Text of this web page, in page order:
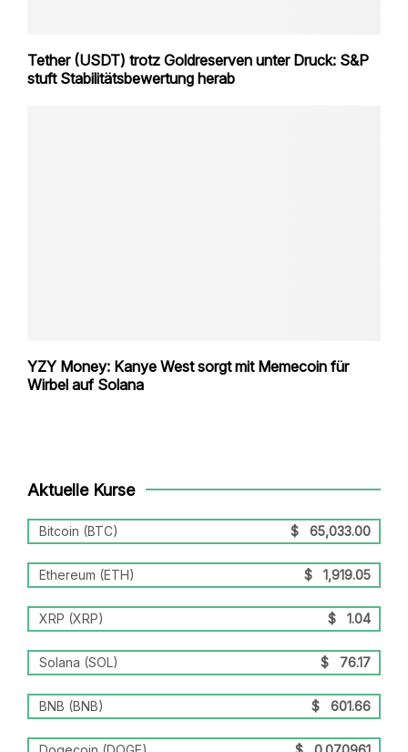
Tether (USDT) trotz Goldreserven unter Druck: S&P
stuft Stabilitätsbewertung herab
YZY Money: Kanye West sorgt mit Memecoin für
Wirbel auf Solana
Aktuelle Kurse
Bitcoin (BTC) $ 65,033.00
Ethereum (ETH) $ 1,919.05
XRP (XRP) $ 1.04
Solana (SOL) $ 76.17
BNB (BNB) $ 601.66